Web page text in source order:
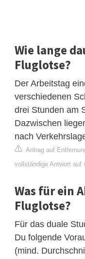
Wie lange
Fluglotse?
Der Arbeitstag
verschiedenen
drei Stunden am
Dazwischen
nach
Antrag auf
vollständige Antwort auf
Was für ein
Fluglotse?
Für das duale
Du folgende
(mind.